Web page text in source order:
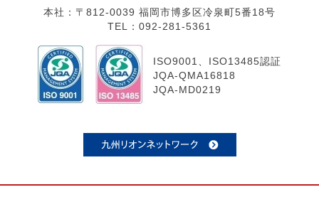
本社：〒812-0039 福岡市博多区冷泉町5番18号
TEL：092-281-5361
ISO9001、ISO13485認証
JQA-QMA16818
JQA-MD0219